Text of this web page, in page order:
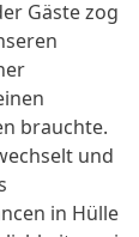
Gäste zog
brauchte.
und
in Hülle